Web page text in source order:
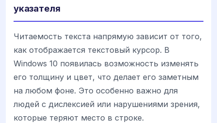
указателя
Читаемость текста напрямую зависит от того,
как отображается текстовый курсор. В
Windows 10 появилась возможность изменять
его толщину и цвет, что делает его заметным
на любом фоне. Это особенно важно для
людей с дислексией или нарушениями зрения,
которые теряют место в строке.